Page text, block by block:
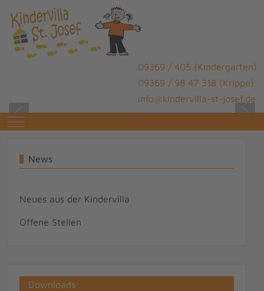
09369 / 405 (Kindergarten)
09369 / 98 47 318 (Krippe)
info@kindervilla-st-josef.de
Mobile Menu Toggle
News
Neues aus der Kindervilla
Offene Stellen
Downloads